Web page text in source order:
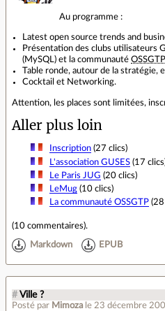
Au programme :
Latest open source trends and
Présentation des clubs utilisateurs
(MySQL) et la communauté OSSGTP
Table ronde, autour de la stratégie,
Cocktail et Networking.
Attention, les places sont limitées,
Aller plus loin
Inscription(27 clics)
L'association GUSES(17
Le Paris JUG (20 clics)
LeMug(10 clics)
La communauté OSSGTP(28
(10 commentaires).
Markdown EPUB
# Ville ?
Posté par Mimoza le 23 décembre